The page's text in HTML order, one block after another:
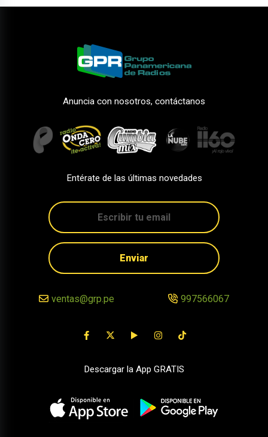
Anuncia con nosotros, contáctanos
Entérate de las últimas novedades
Enviar
ventas@grp.pe 997566067
Descargar la App GRATIS